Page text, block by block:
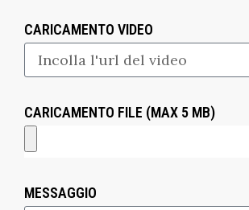
CARICAMENTO VIDEO
CARICAMENTO FILE (MAX 5 MB)
MESSAGGIO